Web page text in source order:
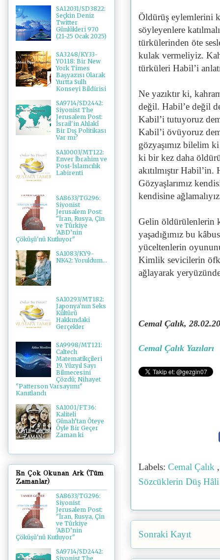
Öldürüş eylemlerini
söyleyenlere
türkülerinden öte
kulak vermeliyiz.
türküleri Habil’i
Ne yazıktır ki,
değil. Habil’e değil
Kabil’i tutuyoruz
Kabil’i övüyoruz
gözyaşımız bilelim
ki bir kez daha
akıtılmıştır
Gözyaşlarımız
kendisine
Gelin öldürülenlerin
yaşadığımız bu
yüceltenlerin
Kimlik sevicilerin
ağlayarak
Cemal Çalık,
Cemal Çalık Yazıları
Labels: Cemal Çalık
Sözcüklerin Düş Hâli
Sonraki Kayıt
SA12031/SD3822:
Seçkin Deniz
Twitter
Günlükleri 970
(21-25 Ocak 2025)
SA3248/KY33-
YO118: Bir New
York Times
Başyazısı Olarak
Yurtta Sulh
Konseyi Bildirisi
SA9714/SD2442:
Siyonist The
Jerusalem Post:
İsrail'in Ahlakî
Bir Dış Politikası
Var mı?
SA10003/MT122:
Enver İbrahim ve
Post-İslamcılık
Labirenti
SA8633/TG296:
Siyonist
Jerusalem Post:
"İran, Rusya, Çin
ve Türkiye
'ABD’nin
Çöküşü'nü Kutluyor"
SA1083/KY9-
NK42: Yoruldum...
SA10293/MT182:
Japonya'nın Seks
Kültürü
Hakkındaki
Gerçekler
SA9998/MT121:
Caltech
Matematikçileri
19. Yüzyıl Sayı
Bilmecesini
Çözdü; Nihayet
"Patterson Varsayımı"
Kanıtlandı
SA1001/FT36:
Kaliteli
Günah’tan Öteye
Öyle Bir Geçer
Zaman ki
En Çok Okunan Ark (Tüm
Zamanlar)
SA8633/TG296:
Siyonist
Jerusalem Post:
"İran, Rusya, Çin
ve Türkiye
'ABD’nin
Çöküşü'nü Kutluyor"
SA9714/SD2442:
Siyonist The